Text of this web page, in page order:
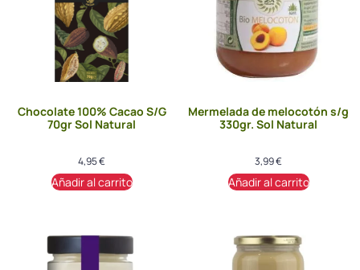
Chocolate 100% Cacao S/G
70gr Sol Natural
4,95€
Añadir al carrito
Mermelada de melocotón s/g
330gr. Sol Natural
3,99€
Añadir al carrito